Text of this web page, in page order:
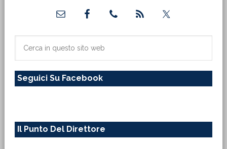
primaria
sito
Seguici Su Facebook
Il Punto Del Direttore